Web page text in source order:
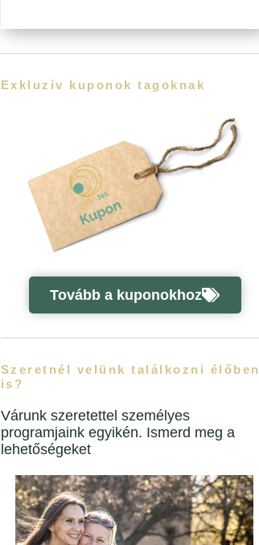
Exkluzív kuponok tagoknak
Tovább a kuponokhoz
Szeretnél velünk találkozni élőben
is?
Várunk szeretettel személyes
programjaink egyikén. Ismerd meg a
lehetőségeket